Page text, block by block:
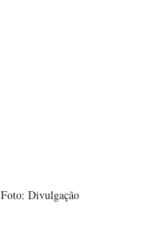
Foto: Divulgação